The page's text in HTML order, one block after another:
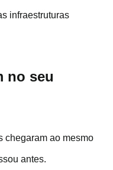
infraestruturas
no seu
chegaram ao mesmo
antes.